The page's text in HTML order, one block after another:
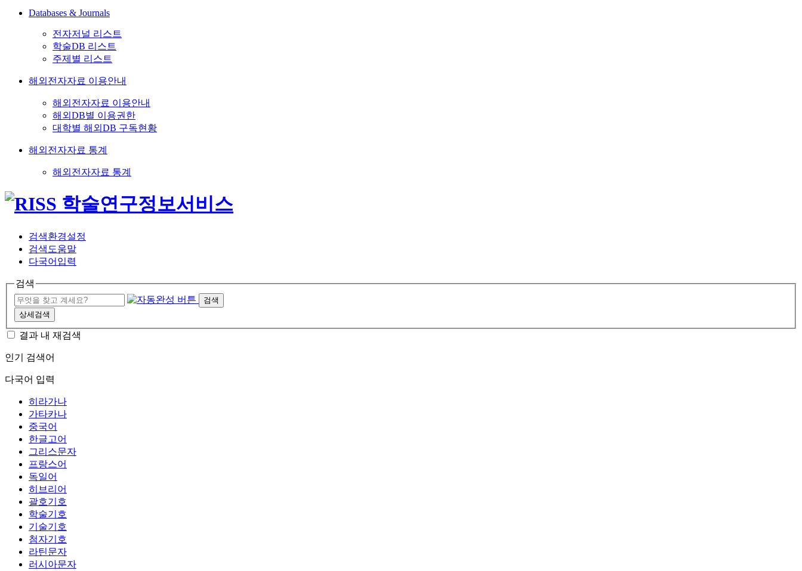
Databases & Journals
전자저널 리스트
학술DB 리스트
주제별 리스트
해외전자자료 이용안내
해외전자자료 이용안내
해외DB별 이용권한
대학별 해외DB 구독현황
해외전자자료 통계
해외전자자료 통계
검색환경설정
검색도움말
다국어입력
검색
검색
상세검색
결과 내 재검색
인기 검색어
다국어 입력
히라가나
가타카나
중국어
한글고어
그리스문자
프랑스어
독일어
히브리어
괄호기호
학술기호
기술기호
첨자기호
라틴문자
러시아문자